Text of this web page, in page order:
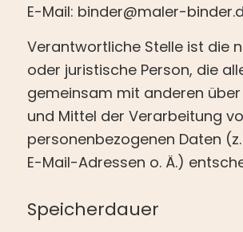
E-Mail: binder@maler-
Verantwortliche Stelle ist die
oder juristische Person, die
gemeinsam mit anderen über
und Mittel der Verarbeitung
personenbezogenen Daten (z.
E-Mail-Adressen o. Ä.)
Speicherdauer